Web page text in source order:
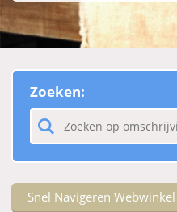
Zoeken:
Snel Navigeren Webwinkel